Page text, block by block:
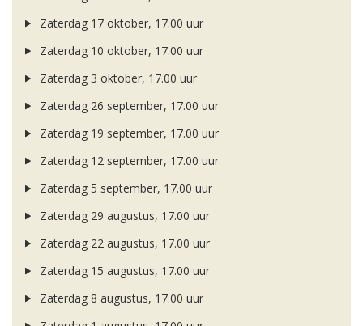
Zaterdag 17 oktober, 17.00 uur
Zaterdag 10 oktober, 17.00 uur
Zaterdag 3 oktober, 17.00 uur
Zaterdag 26 september, 17.00 uur
Zaterdag 19 september, 17.00 uur
Zaterdag 12 september, 17.00 uur
Zaterdag 5 september, 17.00 uur
Zaterdag 29 augustus, 17.00 uur
Zaterdag 22 augustus, 17.00 uur
Zaterdag 15 augustus, 17.00 uur
Zaterdag 8 augustus, 17.00 uur